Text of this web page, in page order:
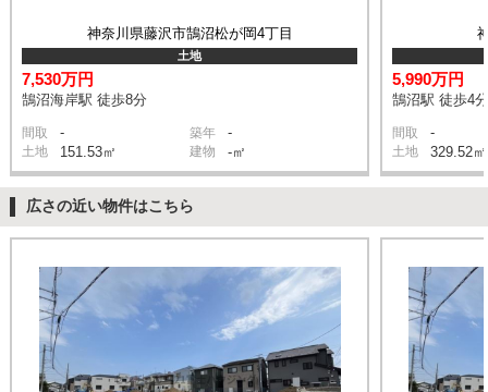
神奈川県藤沢市鵠沼松が岡4丁目
土地
7,530万円
鵠沼海岸駅 徒歩8分
間取 - 築年 -
土地 151.53㎡ 建物 -㎡
5,990万円
鵠沼駅 徒歩4分
間取 -
土地 329.52㎡
広さの近い物件はこちら